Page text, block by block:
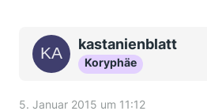
kastanienblatt
Koryphäe
5. Januar 2015 um 11:12